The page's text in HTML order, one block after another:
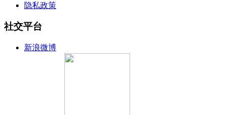
隐私政策
社交平台
新浪微博